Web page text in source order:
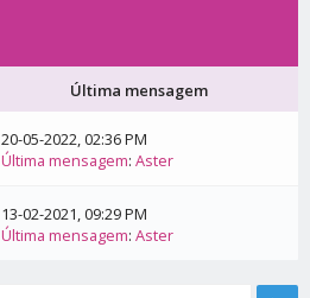
Última mensagem
20-05-2022, 02:36 PM
Última mensagem:Aster
13-02-2021, 09:29 PM
Última mensagem:Aster